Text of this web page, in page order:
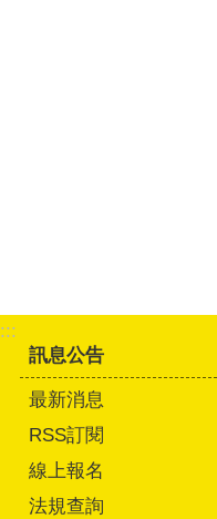
:::
訊息公告
最新消息
RSS訂閱
線上報名
法規查詢